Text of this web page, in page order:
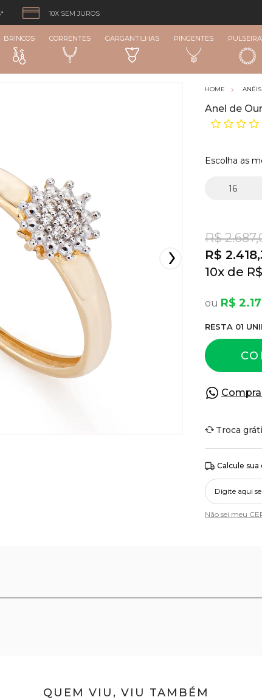
10X SEM JUROS
BRINCOS CORRENTES GARGANTILHAS PINGENTES
ANÉIS
Anel de
Escolha as
R$
R$
10x
R$
RESTA 01
Troca
Calcule
Não sei meu
QUEM VIU, VIU TAMBÉM